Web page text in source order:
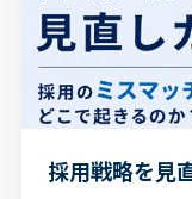
採用戦略を見